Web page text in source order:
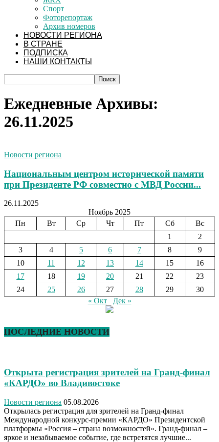
Спорт
Фоторепортаж
Архив номеров
НОВОСТИ РЕГИОНА
В СТРАНЕ
ПОДПИСКА
НАШИ КОНТАКТЫ
Ежедневные Архивы:
26.11.2025
Новости региона
Национальным центром исторической памяти
при Президенте РФ совместно с МВД России...
26.11.2025
Ноябрь 2025
Пн
Вт Ср Чт Пт Сб
Вс
1
2
3
4 5 6 7 8
9
10
11 12 13 14 15
16
17
18 19 20 21 22
23
24
25 26 27 28 29
30
« Окт
Дек »
ПОСЛЕДНИЕ НОВОСТИ
Открыта регистрация зрителей на Гранд-финал
«КАРДО» во Владивостоке
Новости региона 05.08.2026
Открылась регистрация для зрителей на Гранд-финал
Международной конкурс-премии «КАРДО» Президентской
платформы «Россия – страна возможностей». Гранд-финал –
яркое и незабываемое событие, где встретятся лучшие...